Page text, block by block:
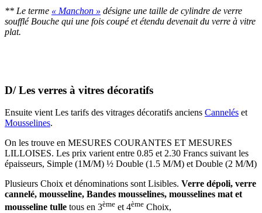
** Le terme « Manchon » désigne une taille de cylindre de verre
soufflé Bouche qui une fois coupé et étendu devenait du verre à vitre
plat.
D/Les verres à vitres décoratifs
Ensuite vient Les tarifs des vitrages décoratifs anciens Cannelés et
Mousselines.
On les trouve en MESURES COURANTES ET MESURES
LILLOISES. Les prix varient entre 0.85 et 2.30 Francs suivant les
épaisseurs, Simple (1M/M) ½ Double (1.5 M/M) et Double (2 M/M)
Plusieurs Choix et dénominations sont Lisibles. Verre dépoli, verre
cannelé, mousseline, Bandes mousselines, mousselines mat et
mousseline tulle tous en 3ème et 4ème Choix,